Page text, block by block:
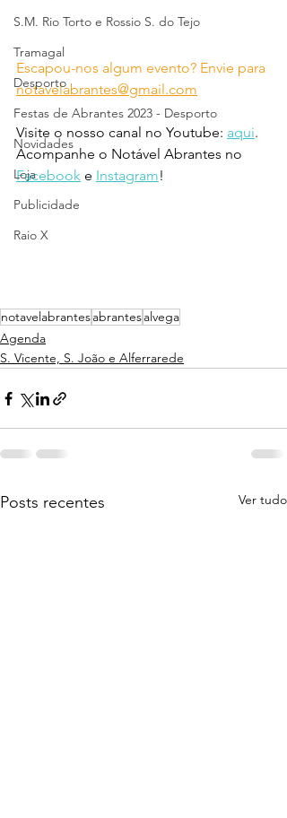
S.M. Rio Torto e Rossio S. do Tejo
Tramagal
Desporto
Festas de Abrantes 2023 - Desporto
Novidades
Loja
Publicidade
Raio X
Escapou-nos algum evento? Envie para
notavelabrantes@gmail.com
Visite o nosso canal no Youtube: aqui.
Acompanhe o Notável Abrantes no
Facebook e Instagram!
notavelabrantesabrantesalvega
Agenda
S. Vicente, S. João e Alferrarede
Posts recentes Ver tudo